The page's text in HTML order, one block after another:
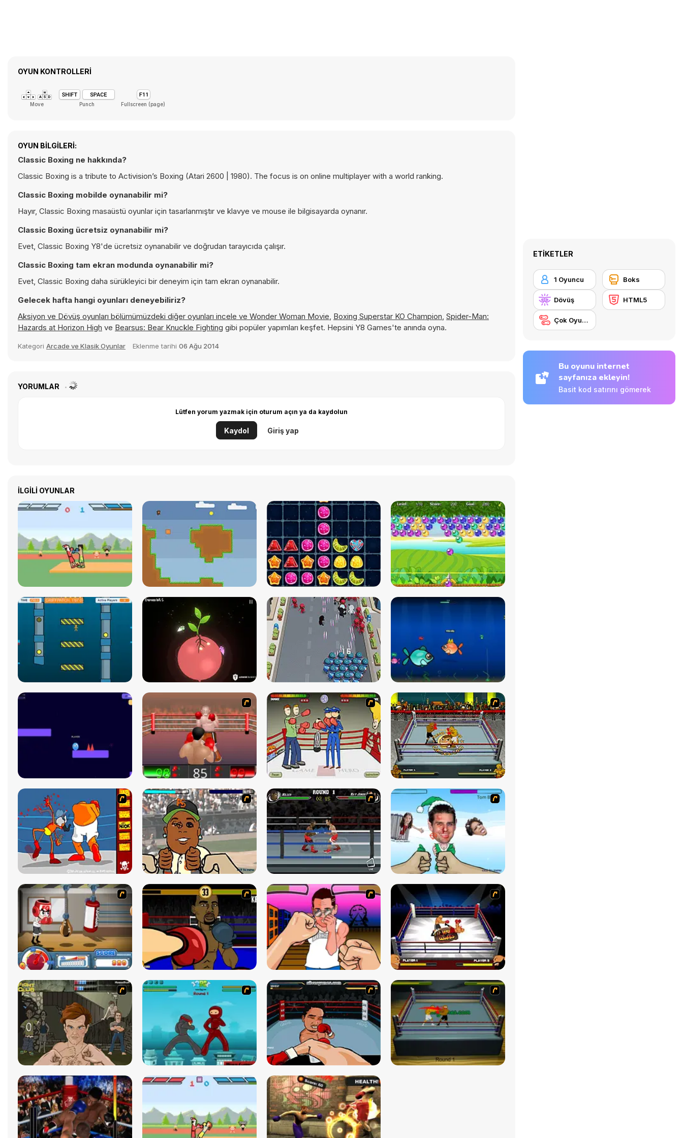
OYUN KONTROLLERI
Move Punch Fullscreen (page)
OYUN BILGILERI:
Classic Boxing ne hakkında?
Classic Boxing is a tribute to Activision’s Boxing (Atari 2600 | 1980). The focus is on online multiplayer with a world ranking.
Classic Boxing mobilde oynanabilir mi?
Hayır, Classic Boxing masaüstü oyunlar için tasarlanmıştır ve klavye ve mouse ile bilgisayarda oynanır.
Classic Boxing ücretsiz oynanabilir mi?
Evet, Classic Boxing Y8'de ücretsiz oynanabilir ve doğrudan tarayıcıda çalışır.
Classic Boxing tam ekran modunda oynanabilir mi?
Evet, Classic Boxing daha sürükleyici bir deneyim için tam ekran oynanabilir.
Gelecek hafta hangi oyunları deneyebiliriz?
Aksiyon ve Dövüş oyunları bölümümüzdeki diğer oyunları incele ve Wonder Woman Movie, Boxing Superstar KO Champion, Spider-Man:
Hazards at Horizon High ve Bearsus: Bear Knuckle Fighting gibi popüler yapımları keşfet. Hepsini Y8 Games'te anında oyna.
Kategori Arcade ve Klasik Oyunlar Eklenme tarihi 06 Ağu 2014
YORUMLAR
Lütfen yorum yazmak için oturum açın ya da kaydolun
Kaydol Giriş yap
İLGILI OYUNLAR
ETIKETLER
1 Oyuncu Boks
Dövüş HTML5
Çok Oyunculu
Bu oyunu internet
sayfanıza ekleyin!
Basit kod satırını gömerek